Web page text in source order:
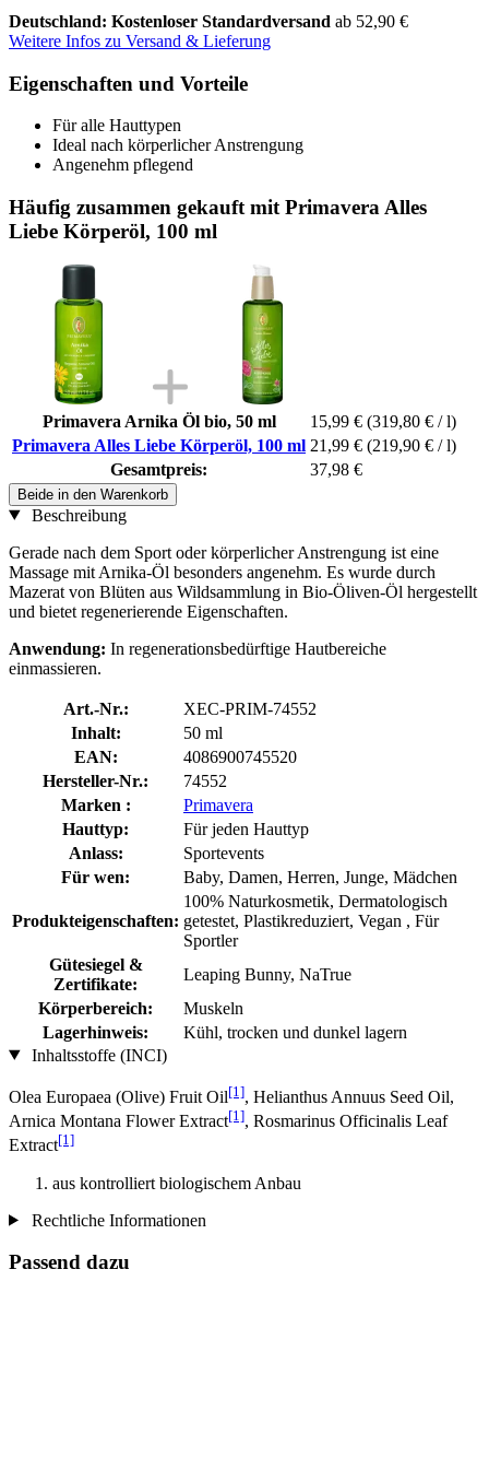
Deutschland: Kostenloser Standardversand ab 52,90 €
Weitere Infos zu Versand & Lieferung
Eigenschaften und Vorteile
Für alle Hauttypen
Ideal nach körperlicher Anstrengung
Angenehm pflegend
Häufig zusammen gekauft mit Primavera Alles
Liebe Körperöl, 100 ml
Primavera Arnika Öl bio, 50 ml 15,99 € (319,80 € / l)
Primavera Alles Liebe Körperöl, 100 ml 21,99 € (219,90 € / l)
Gesamtpreis:
37,98 €
Beide in den Warenkorb
Beschreibung
Gerade nach dem Sport oder körperlicher Anstrengung ist eine
Massage mit Arnika-Öl besonders angenehm. Es wurde durch
Mazerat von Blüten aus Wildsammlung in Bio-Öliven-Öl hergestellt
und bietet regenerierende Eigenschaften.
Anwendung: In regenerationsbedürftige Hautbereiche
einmassieren.
Art.-Nr.:
XEC-PRIM-74552
Inhalt:
50 ml
EAN:
4086900745520
Hersteller-Nr.:
74552
Marken :
Primavera
Hauttyp:
Für jeden Hauttyp
Anlass:
Sportevents
Für wen:
Baby, Damen, Herren, Junge, Mädchen
Produkteigenschaften:
100% Naturkosmetik, Dermatologisch
getestet, Plastikreduziert, Vegan , Für
Sportler
Gütesiegel &
Zertifikate:
Leaping Bunny, NaTrue
Körperbereich:
Muskeln
Lagerhinweis:
Kühl, trocken und dunkel lagern
Inhaltsstoffe (INCI)
Olea Europaea (Olive) Fruit Oil[1], Helianthus Annuus Seed Oil,
Arnica Montana Flower Extract[1], Rosmarinus Officinalis Leaf
Extract[1]
aus kontrolliert biologischem Anbau
Rechtliche Informationen
Passend dazu